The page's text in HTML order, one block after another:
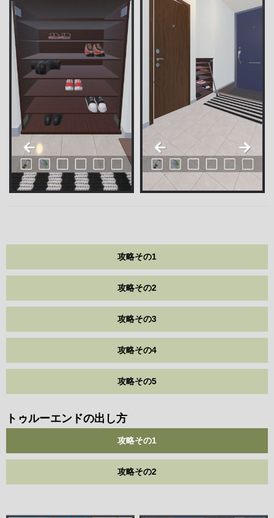
攻略その1
攻略その2
攻略その3
攻略その4
攻略その5
トゥルーエンドの出し方
攻略その1
攻略その2